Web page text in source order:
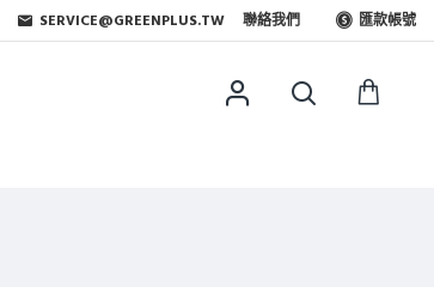
SERVICE@GREENPLUS.TW 聯絡我們 匯款帳號